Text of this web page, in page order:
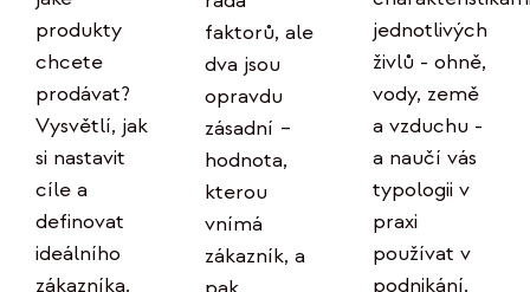
produkty
chcete
prodávat?
Vysvětlí, jak
si nastavit
cíle a
definovat
ideálního
zákazníka.
faktorů, ale
dva jsou
opravdu
zásadní –
hodnota,
kterou
vnímá
zákazník, a
jednotlivých
živlů - ohně,
vody, země
a vzduchu -
a naučí vás
typologii v
praxi
používat v
podnikání.